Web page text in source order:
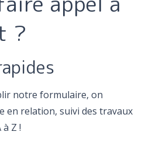
?
notre formulaire, on
en relation, suivi des travaux
Z !